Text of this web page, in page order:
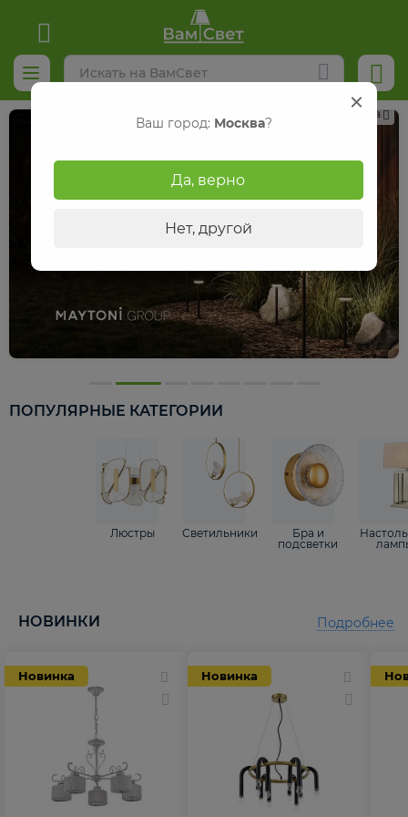
Реклама
ПОПУЛЯРНЫЕ КАТЕГОРИИ
Люстры Светильники
Бра и
подсветки
НОВИНКИ
Новинка Новинка
Подробнее
Ваш город: Москва?
Да, верно
Нет, другой